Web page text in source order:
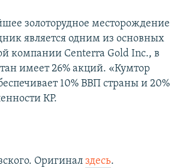
золоторудное месторождение
является одним из основных
компании Centerra Gold Inc., в
имеет 26% акций. «‎Кумтор
10% ВВП страны и 20%
КР.
Оригинал здесь.